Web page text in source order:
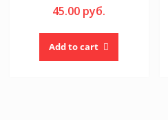
45.00 руб.
Add to cart